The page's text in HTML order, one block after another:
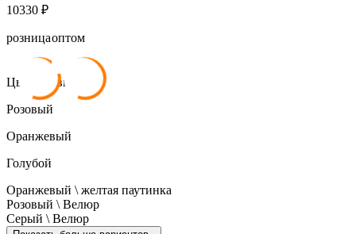
10330 ₽
розницаоптом
10 330 ₽ 9 813 ₽
Цвет обивки:
Розовый
Оранжевый
Голубой
Оранжевый \ желтая паутинка
Розовый \ Велюр
Серый \ Велюр